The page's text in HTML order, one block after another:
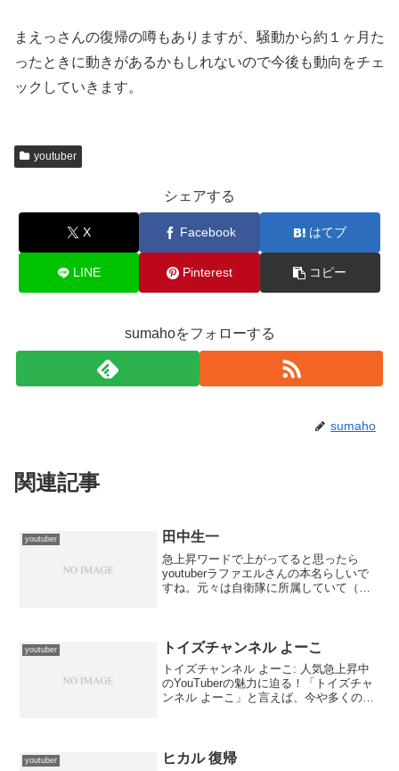
まえっさんの復帰の噂もありますが、騒動から約１ヶ月た
ったときに動きがあるかもしれないので今後も動向をチェ
ックしていきます。
youtuber
シェアする
X Facebook はてブ
LINE Pinterest コピー
sumahoをフォローする
sumaho
関連記事
youtuber 田中生一
急上昇ワードで上がってると思ったら
youtuberラファエルさんの本名らしいで
すね。元々は自衛隊に所属していて（今
ですね＾＾；fac...
youtuber トイズチャンネル よーこ
トイズチャンネル よーこ: 人気急上昇中
のYouTuberの魅力に迫る！「トイズチャ
ンネル よーこ」と言えば、今や多くのフ
ツ...
youtuber ヒカル 復帰